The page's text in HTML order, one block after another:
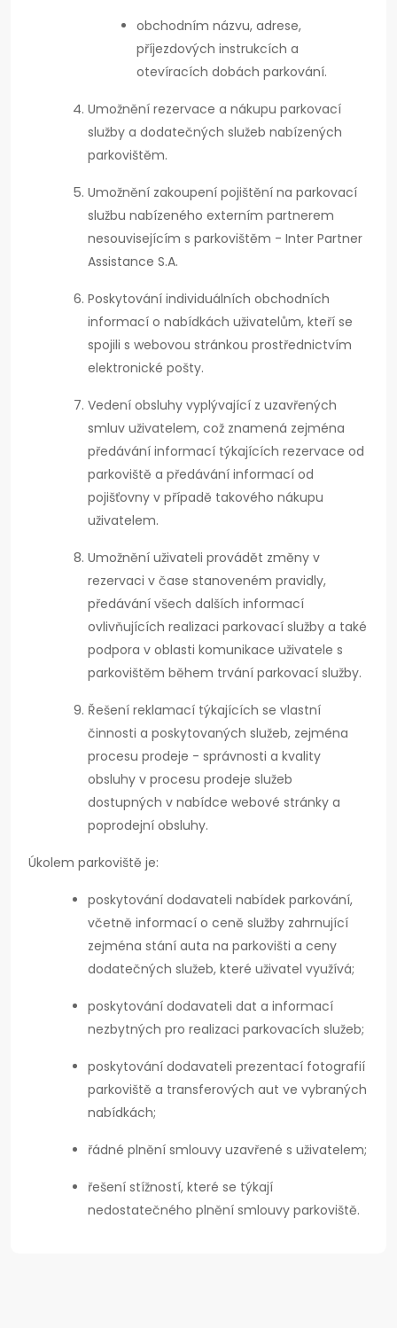
obchodním názvu, adrese,
příjezdových instrukcích a
otevíracích dobách parkování.
Umožnění rezervace a nákupu parkovací
služby a dodatečných služeb nabízených
parkovištěm.
Umožnění zakoupení pojištění na parkovací
službu nabízeného externím partnerem
nesouvisejícím s parkovištěm - Inter Partner
Assistance S.A.
Poskytování individuálních obchodních
informací o nabídkách uživatelům, kteří se
spojili s webovou stránkou prostřednictvím
elektronické pošty.
Vedení obsluhy vyplývající z uzavřených
smluv uživatelem, což znamená zejména
předávání informací týkajících rezervace od
parkoviště a předávání informací od
pojišťovny v případě takového nákupu
uživatelem.
Umožnění uživateli provádět změny v
rezervaci v čase stanoveném pravidly,
předávání všech dalších informací
ovlivňujících realizaci parkovací služby a také
podpora v oblasti komunikace uživatele s
parkovištěm během trvání parkovací služby.
Řešení reklamací týkajících se vlastní
činnosti a poskytovaných služeb, zejména
procesu prodeje - správnosti a kvality
obsluhy v procesu prodeje služeb
dostupných v nabídce webové stránky a
poprodejní obsluhy.
Úkolem parkoviště je:
poskytování dodavateli nabídek parkování,
včetně informací o ceně služby zahrnující
zejména stání auta na parkovišti a ceny
dodatečných služeb, které uživatel využívá;
poskytování dodavateli dat a informací
nezbytných pro realizaci parkovacích služeb;
poskytování dodavateli prezentací fotografií
parkoviště a transferových aut ve vybraných
nabídkách;
řádné plnění smlouvy uzavřené s uživatelem;
řešení stížností, které se týkají
nedostatečného plnění smlouvy parkoviště.